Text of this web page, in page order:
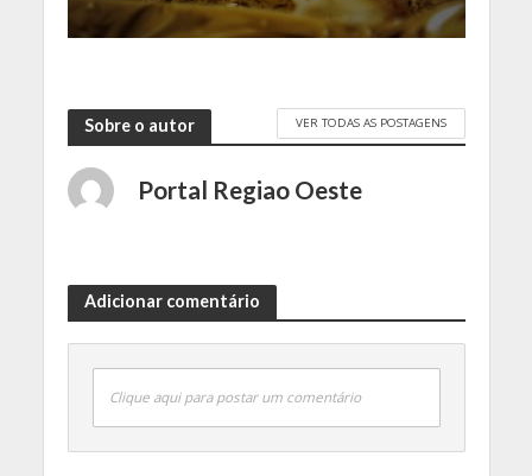
Sobre o autor VER TODAS AS POSTAGENS
Portal Regiao Oeste
Adicionar comentário
Clique aqui para postar um comentário